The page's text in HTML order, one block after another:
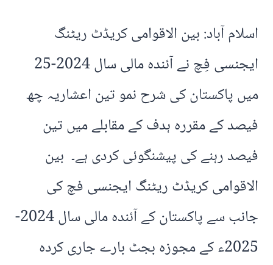
اسلام آباد: بین الاقوامی کریڈٹ ریٹنگ
ایجنسی فِچ نے آئندہ مالی سال 2024-25
میں پاکستان کی شرح نمو تین اعشاریہ چھ
فیصد کے مقررہ ہدف کے مقابلے میں تین
فیصد رہنے کی پیشنگوئی کردی ہے۔ بین
الاقوامی کریڈٹ ریٹنگ ایجنسی فچ کی
جانب سے پاکستان کے آئندہ مالی سال 2024-
2025ء کے مجوزہ بجٹ بارے جاری کردہ